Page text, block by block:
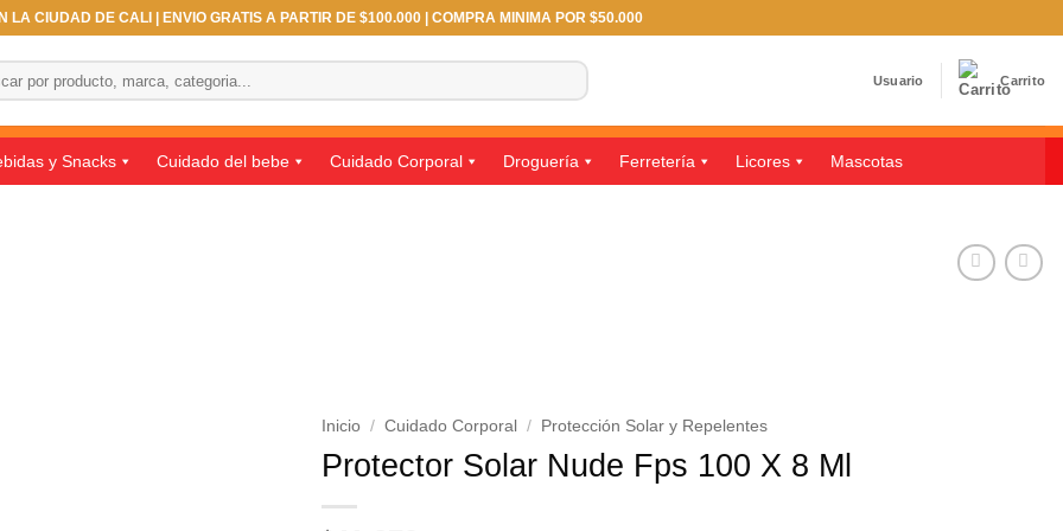
LA CIUDAD DE CALI | ENVIO GRATIS A PARTIR DE $100.000 | COMPRA MINIMA POR $50.000
Usuario Carrito
y Snacks Cuidado del bebe Cuidado Corporal Droguería Ferretería Licores Mascotas
Inicio / Cuidado Corporal / Protección Solar y Repelentes
Protector Solar Nude Fps 100 X 8 Ml